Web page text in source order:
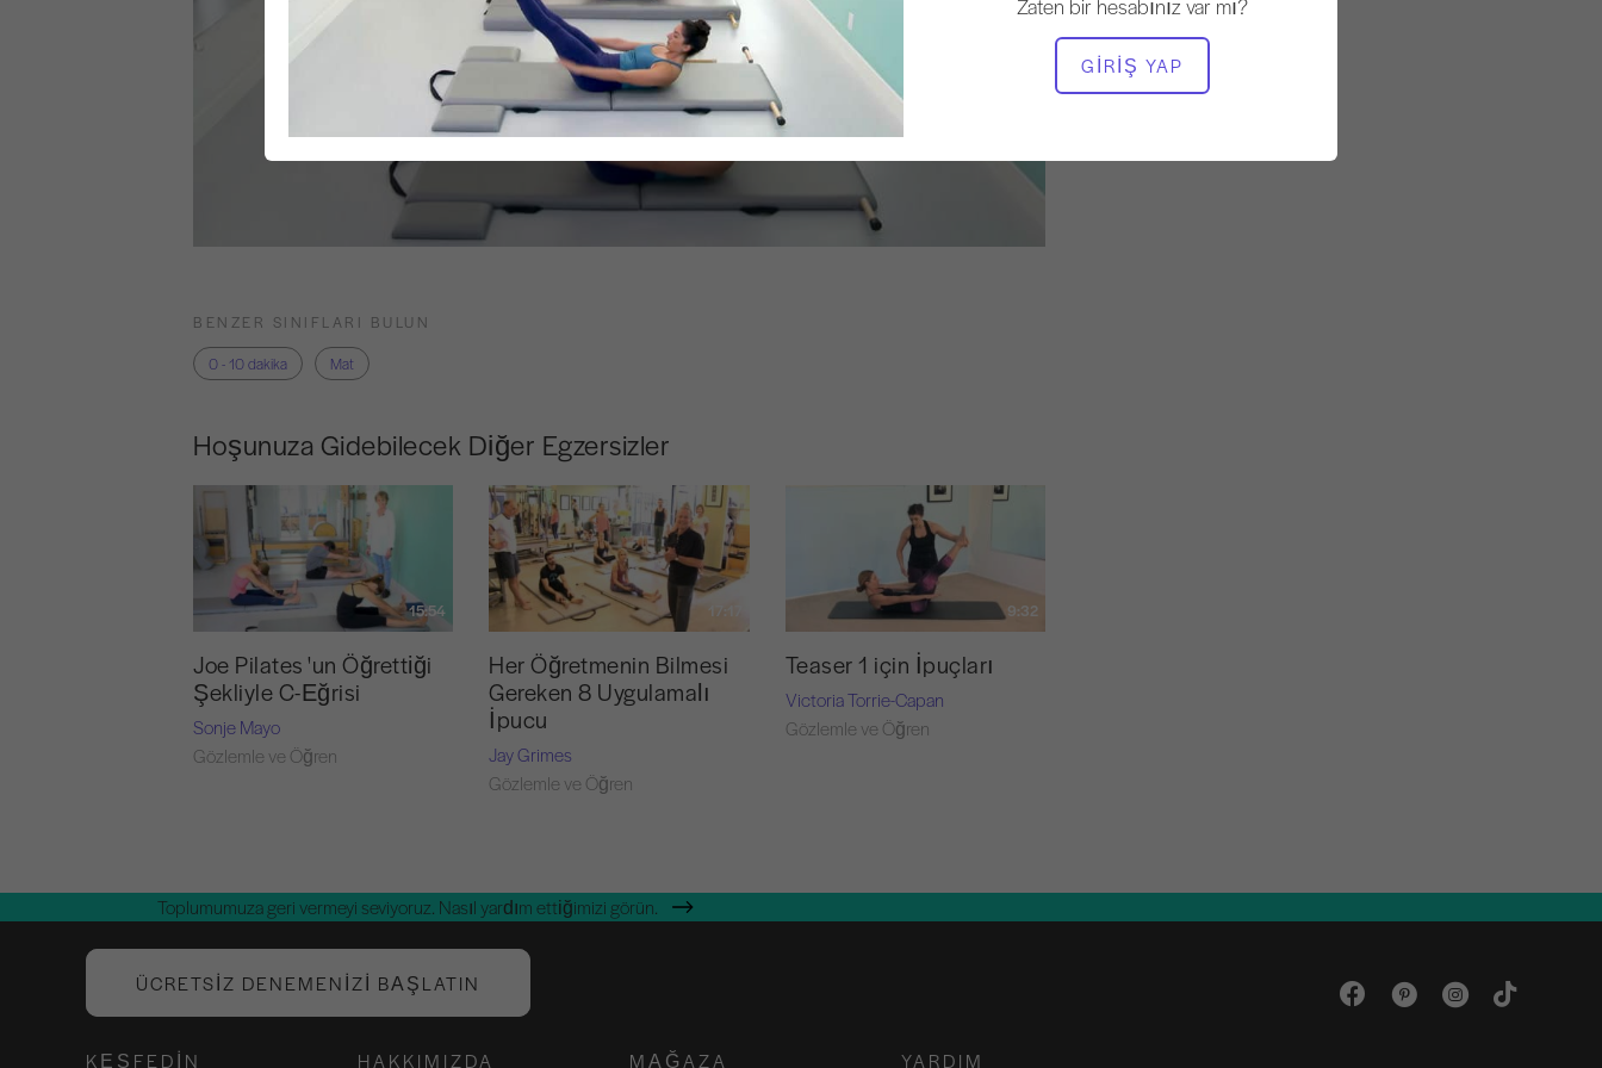
GIRIŞ YAP
GEREKLI EKIPMAN
Mat
BENZER SINIFLARI BULUN
0 - 10 dakika
Mat
Hoşunuza Gidebilecek Diğer Egzersizler
15:54
Joe Pilates 'un Öğrettiği
Şekliyle C-Eğrisi
Sonje Mayo
Gözlemle ve Öğren
17:17
Her Öğretmenin Bilmesi
Gereken 8 Uygulamalı
İpucu
Jay Grimes
Gözlemle ve Öğren
9:32
Teaser 1 için İpuçları
Victoria Torrie-Capan
Gözlemle ve Öğren
Toplumumuza geri vermeyi seviyoruz. Nasıl yardım ettiğimizi görün.
ÜCRETSIZ DENEMENIZI BAŞLATIN
KEŞFEDIN HAKKIMIZDA MAĞAZA YARDIM